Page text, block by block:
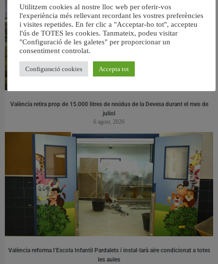
València retira prop de 15.000 litres de residus de la Devesa durant el mes de
juliol
6 agost, 2026
València reforma l’Escola Infantil Pardalets i instal·larà aire condicionat a totes
les aules
Utilitzem cookies al nostre lloc web per oferir-vos
l'experiència més rellevant recordant les vostres preferències
i visites repetides. En fer clic a "Acceptar-ho tot", accepteu
l'ús de TOTES les cookies. Tanmateix, podeu visitar
"Configuració de les galetes" per proporcionar un
consentiment controlat.
Configuració cookies Accepta tot